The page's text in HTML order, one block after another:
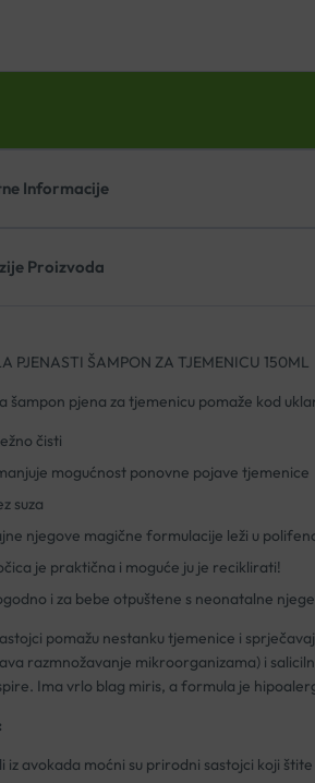
Informacije
Proizvoda
PJENASTI ŠAMPON ZA TJEMENICU 150ML
šampon pjena za tjemenicu pomaže kod
čisti
mogućnost ponovne pojave tjemenice
suza
njegove magične formulacije leži u
je praktična i moguće ju je reciklirati!
i za bebe otpuštene s neonatalne
pomažu nestanku tjemenice i
razmnožavanje mikroorganizama) i
Ima vrlo blag miris, a formula je
iz avokada moćni su prirodni sastojci koji